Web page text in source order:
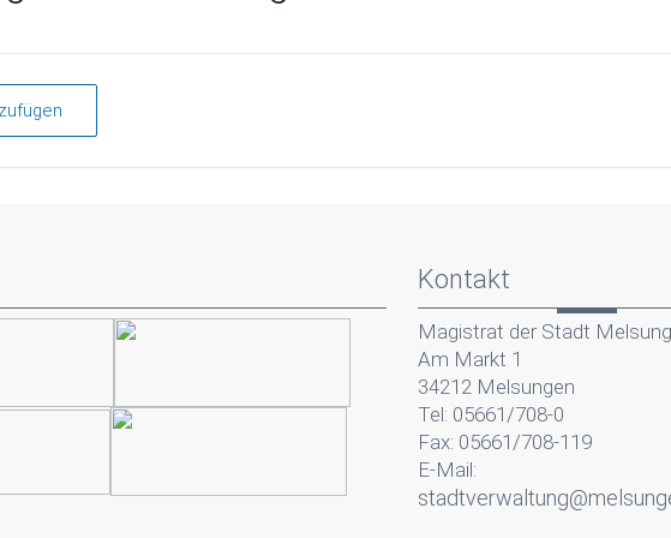
Kontakt
Magistrat der Stadt
Am Markt 1
34212 Melsungen
Tel: 05661/708-0
Fax: 05661/708-119
E-Mail: